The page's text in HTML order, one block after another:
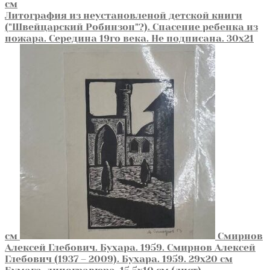
Литография из неустановленой детской книги
("Швейцарский Робинзон"?). Спасение ребенка из
пожара. Середина 19го века. Не подписана. 30х21
см
Смирнов
Алексей Глебович. Бухара. 1959. Смирнов Алексей
Глебович (1937 – 2009). Бухара. 1959. 29х20 см